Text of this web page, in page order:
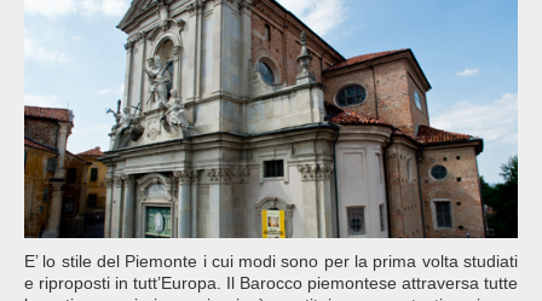
E’ lo stile del Piemonte i cui modi sono per la prima volta studiati
e riproposti in tutt’Europa. Il Barocco piemontese attraversa tutte